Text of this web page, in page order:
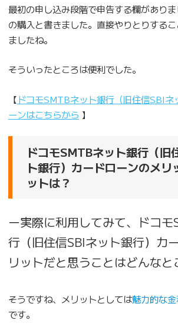
最初の申し込み段階で申告する欄があり
の購入と書きました。直接やりとりする
ましたね。
そういったところは便利でした。
【ドコモSMTBネット銀行（旧住信SBIネ
ーンはこちらから 】
ドコモSMTBネット銀行（旧
ト銀行）カードローンのメリ
ットは？
ー実際に利用してみて、ドコ
行（旧住信SBIネット銀行）カ
リットだと思うことはどんなと
そうですね、メリットとしては魅力的な
です。